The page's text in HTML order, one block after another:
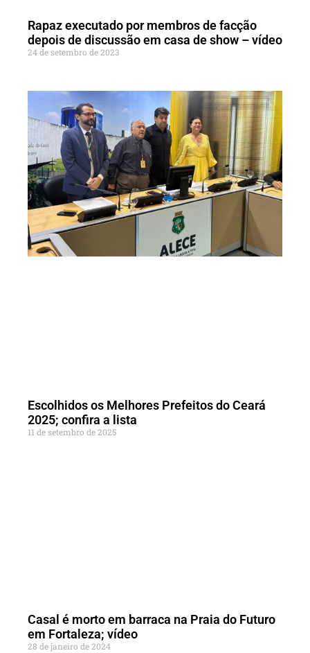
Rapaz executado por membros de facção
depois de discussão em casa de show – vídeo
24 de setembro de 2023
Escolhidos os Melhores Prefeitos do Ceará
2025; confira a lista
11 de setembro de 2025
Casal é morto em barraca na Praia do Futuro
em Fortaleza; vídeo
28 de janeiro de 2024